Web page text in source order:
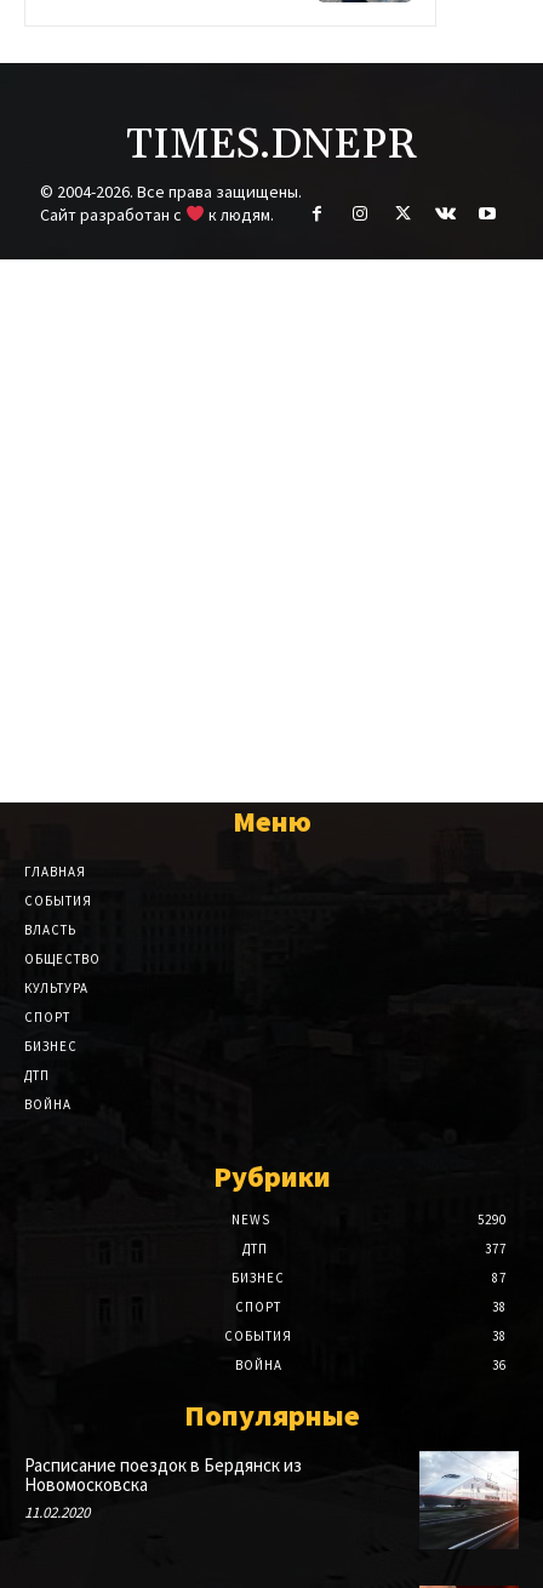
TIMES.DNEPR
© 2004-2026. Все права защищены.
Cайт разработан с
к людям.
Меню
ГЛАВНАЯ
СОБЫТИЯ
ВЛАСТЬ
ОБЩЕСТВО
КУЛЬТУРА
СПОРТ
БИЗНЕС
ДТП
ВОЙНА
Рубрики
NEWS
5290
ДТП
377
БИЗНЕС
87
СПОРТ
38
СОБЫТИЯ
38
ВОЙНА
36
Популярные
Расписание поездок в Бердянск из
Новомосковска
11.02.2020